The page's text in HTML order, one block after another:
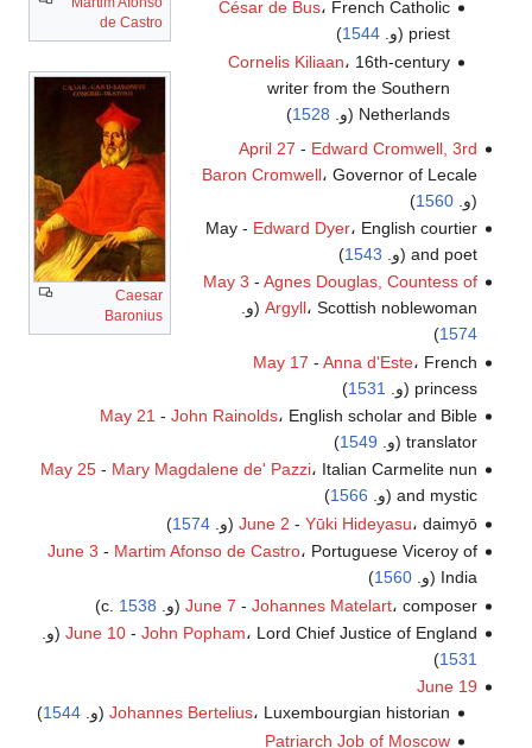
de Castro
Caesar
Baronius
César de Bus، French Catholic
priest (و.
1544
)
Cornelis Kiliaan، 16th-century
writer from the Southern
Netherlands (و.
1528
)
April 27 - Edward Cromwell, 3rd
Baron Cromwell، Governor of Lecale
(و.1560
)
May - Edward Dyer، English courtier
and poet (و.
1543
)
May 3 - Agnes Douglas, Countess of
Argyll، Scottish noblewoman (و.
1574
)
May 17 - Anna d'Este، French
princess (و.
1531
)
May 21 - John Rainolds، English scholar and Bible
translator (و.
1549
)
May 25- Mary Magdalene de' Pazzi، Italian Carmelite nun
and mystic (و.
1566
)
June 2 - Yūki Hideyasu، daimyō (و. 1574
)
June 3 - Martim Afonso de Castro، Portuguese Viceroy of
India (و.
1560
)
June 7 - Johannes Matelart، composer (و. c. 1538
)
June 10- John Popham، Lord Chief Justice of England (و.
1531
)
June 19
Johannes Bertelius، Luxembourgian historian (و. 1544
)
Patriarch Job of Moscow